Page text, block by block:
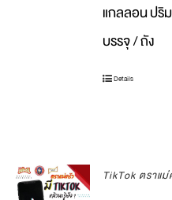
แกลลอนปริ
บรรจุ / ถัง
Details
TikTok ตราแ